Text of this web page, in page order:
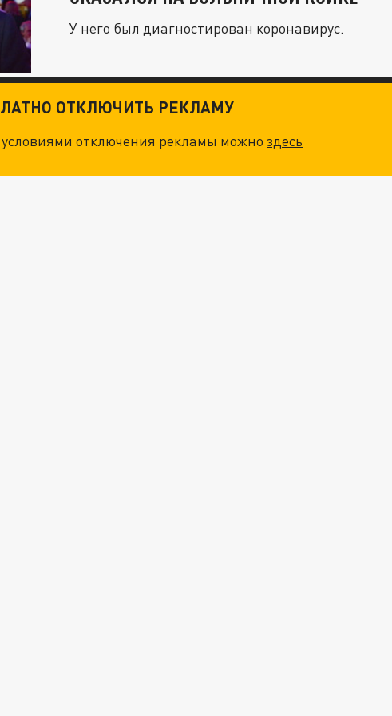
У него был диагностирован коронавирус.
ОТКЛЮЧИТЬ РЕКЛАМУ
условиями отключения рекламы можноздесь